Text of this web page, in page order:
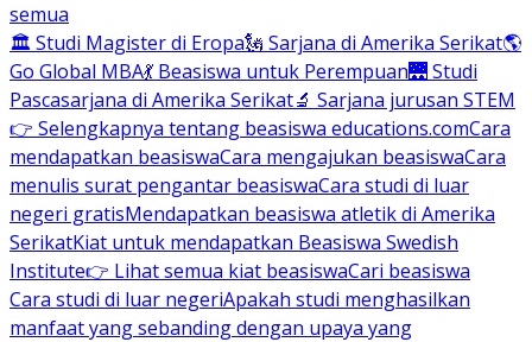
semua
🏛 Studi Magister di Eropa🗽 Sarjana di Amerika Serikat🌎
Go Global MBA💃 Beasiswa untuk Perempuan🌉 Studi
Pascasarjana di Amerika Serikat🔬 Sarjana jurusan STEM
👉 Selengkapnya tentang beasiswa educations.comCara
mendapatkan beasiswaCara mengajukan beasiswaCara
menulis surat pengantar beasiswaCara studi di luar
negeri gratisMendapatkan beasiswa atletik di Amerika
SerikatKiat untuk mendapatkan Beasiswa Swedish
Institute👉 Lihat semua kiat beasiswaCari beasiswa
Cara studi di luar negeriApakah studi menghasilkan
manfaat yang sebanding dengan upaya yang